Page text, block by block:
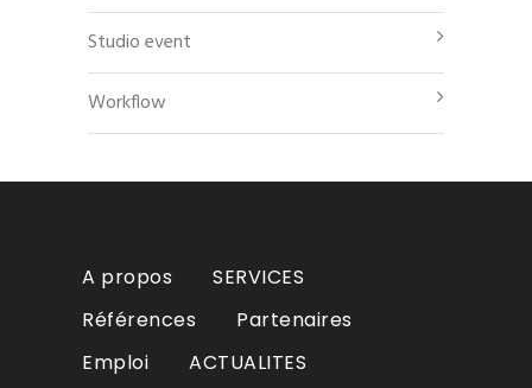
Studio event
Workflow
A propos
SERVICES
Références
Partenaires
Emploi
ACTUALITES